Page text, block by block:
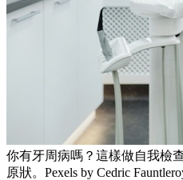
你有牙周病嗎？這樣做自我檢
原狀。Pexels by Cedric